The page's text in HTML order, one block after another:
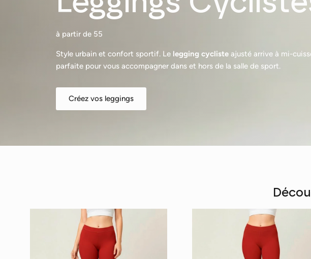
à partir de 55
Style urbain et confort sportif. Le legging cycliste ajusté arrive à mi-
parfaite pour vous accompagner dans et hors de la salle de sport.
Créez vos leggings